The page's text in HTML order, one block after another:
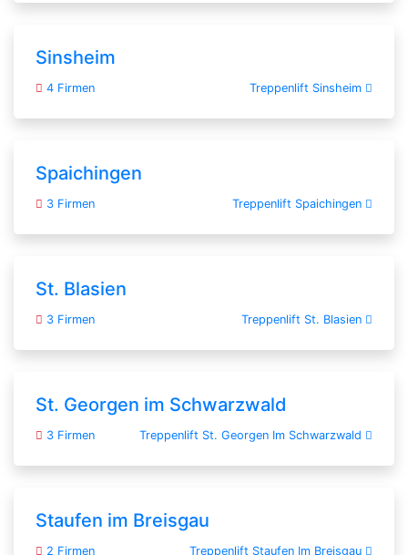
Sinsheim
4 Firmen Treppenlift Sinsheim
Spaichingen
3 Firmen Treppenlift Spaichingen
St. Blasien
3 Firmen Treppenlift St. Blasien
St. Georgen im Schwarzwald
3 Firmen Treppenlift St. Georgen Im Schwarzwald
Staufen im Breisgau
2 Firmen Treppenlift Staufen Im Breisgau